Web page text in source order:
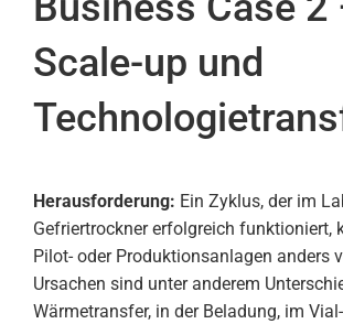
Scale-up und
Herausforderung: Ein Zyklus, der im
Gefriertrockner erfolgreich funktioniert,
Pilot- oder Produktionsanlagen anders
Ursachen sind unter anderem
Wärmetransfer, in der Beladung, im